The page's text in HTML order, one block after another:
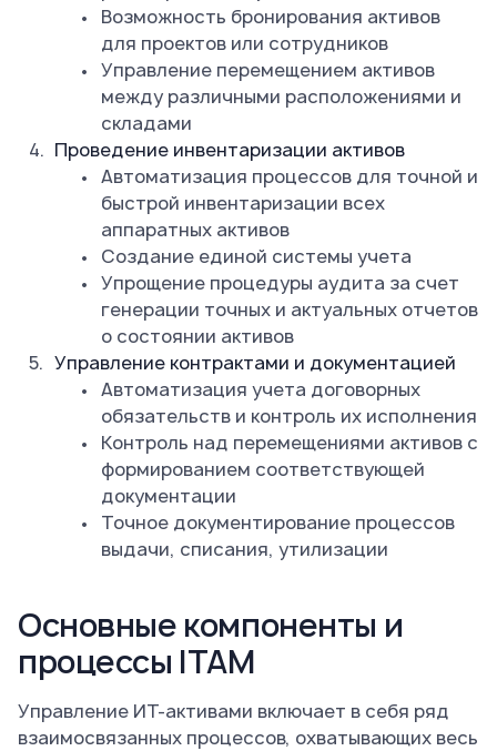
Возможность бронирования активов
для проектов или сотрудников
Управление перемещением активов
между различными расположениями и
складами
Проведение инвентаризации активов
Автоматизация процессов для точной и
быстрой инвентаризации всех
аппаратных активов
Создание единой системы учета
Упрощение процедуры аудита за счет
генерации точных и актуальных отчетов
о состоянии активов
Управление контрактами и документацией
Автоматизация учета договорных
обязательств и контроль их исполнения
Контроль над перемещениями активов с
формированием соответствующей
документации
Точное документирование процессов
выдачи, списания, утилизации
Основные компоненты и
процессы ITAM
Управление ИТ-активами включает в себя ряд
взаимосвязанных процессов, охватывающих весь